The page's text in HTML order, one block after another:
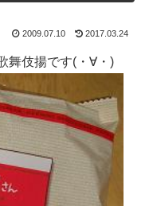
2009.07.10 2017.03.24
舞伎揚です(・∀・)